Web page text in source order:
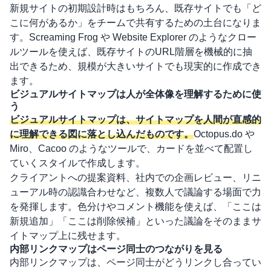
新規サイトの初期設計時はもちろん、既存サイトでも「ど
こに何があるか」をチームで共有するための土台になりま
す。Screaming Frog や Website Explorer のようなクロー
ルツールを使えば、既存サイトのURL階層を機械的に抽
出できるため、規模が大きいサイトでも現実的に作成でき
ます。
ビジュアルサイトマップは人が全体像を理解するために使
う
ビジュアルサイトマップは、サイトマップを人間が直感的
に理解できる図に落とし込んだものです。Octopus.do や
Miro、Cacoo のようなツールで、カードを並べて配置し
ていくスタイルで作成します。
クライアントへの提案資料、社内での企画レビュー、リニ
ューアル時の認識合わせなど、複数人で議論する場面で力
を発揮します。色分けやコメント機能を使えば、「ここは
新規追加」「ここは削除候補」といった議論をそのままサ
イトマップ上に残せます。
内部リンクマップはページ同士のつながりを見る
内部リンクマップは、ページ同士がどうリンクし合ってい